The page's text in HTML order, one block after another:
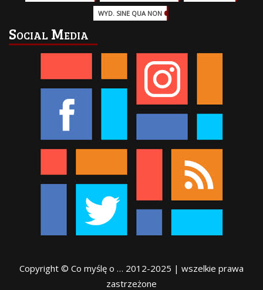
WYD. SINE QUA NON
Social Media
Copyright © Co myślę o … 2012-2025 | wszelkie prawa
zastrzeżone